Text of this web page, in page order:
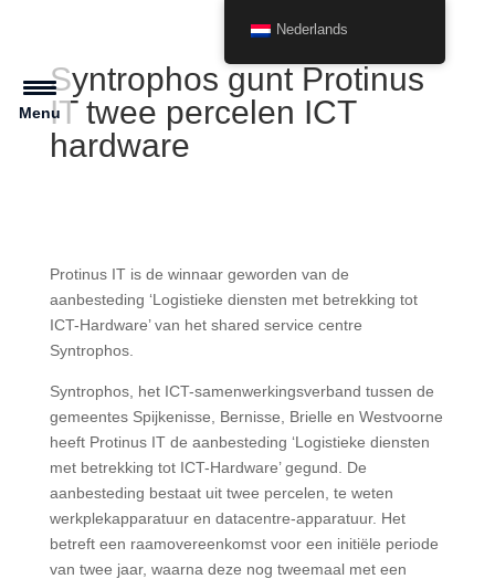
Syntrophos gunt Protinus
IT twee percelen ICT
hardware
Protinus IT is de winnaar geworden van de
aanbesteding ‘Logistieke diensten met betrekking tot
ICT-Hardware’ van het shared service centre
Syntrophos.
Syntrophos, het ICT-samenwerkingsverband tussen de
gemeentes Spijkenisse, Bernisse, Brielle en Westvoorne
heeft Protinus IT de aanbesteding ‘Logistieke diensten
met betrekking tot ICT-Hardware’ gegund. De
aanbesteding bestaat uit twee percelen, te weten
werkplekapparatuur en datacentre-apparatuur. Het
betreft een raamovereenkomst voor een initiële periode
van twee jaar, waarna deze nog tweemaal met een
Nederlands
Menu